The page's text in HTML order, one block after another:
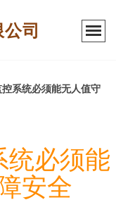
司
系统必须能无人值守
统必须能
安全